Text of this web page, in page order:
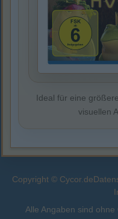
Ideal für eine
visuellen
Copyright © Cycor.de
Alle Angaben sind ohne